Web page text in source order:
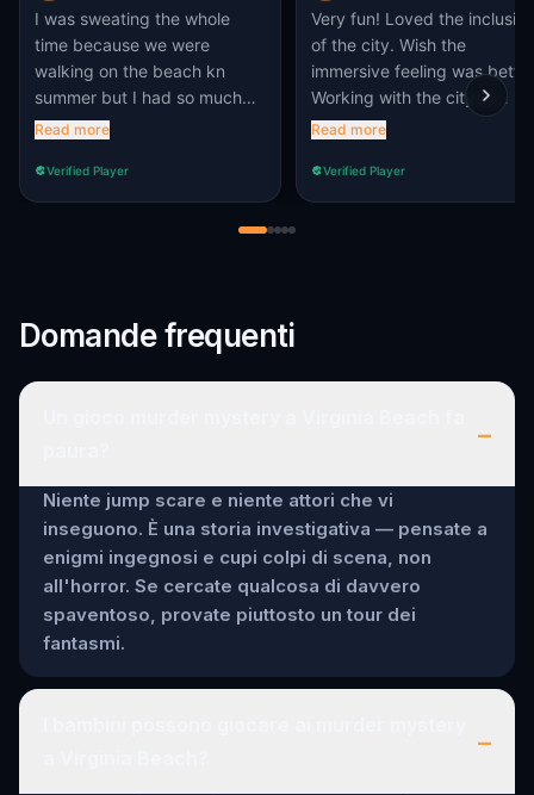
I was sweating the whole
time because we were
walking on the beach kn
summer but I had so much
fun.
Read more
Verified Player
Very fun! Loved the inclusion
of the city. Wish the
immersive feeling was
Working with the city to
decorate locations, city
bonuses using city building
and locations. Overall fun
Read more
Verified Player
Domande frequenti
–
Niente jump scare e niente attori che vi
inseguono. È una storia investigativa — pensate a
enigmi ingegnosi e cupi colpi di scena, non
all'horror. Se cercate qualcosa di davvero
spaventoso, provate piuttosto un tour dei
fantasmi.
–